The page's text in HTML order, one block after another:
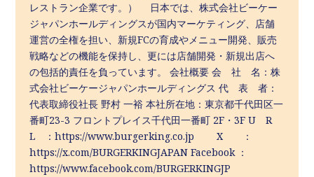
レストラン企業です。） 日本では、株式会社ビーケー
ジャパンホールディングスが国内マーケティング、店舗
運営の全権を担い、新規FCの育成やメニュー開発、販売
戦略などの機能を保持し、更には店舗開発・新規出店へ
の包括的責任を負っています。 会社概要 会 社 名：株
式会社ビーケージャパンホールディングス 代 表 者：
代表取締役社長 野村 一裕 本社所在地：東京都千代田区一
番町23-3 フロントプレイス千代田一番町 2F・3F U R
L ：https://www.burgerking.co.jp X ：
https://x.com/BURGERKINGJAPAN Facebook ：
https://www.facebook.com/BURGERKINGJP